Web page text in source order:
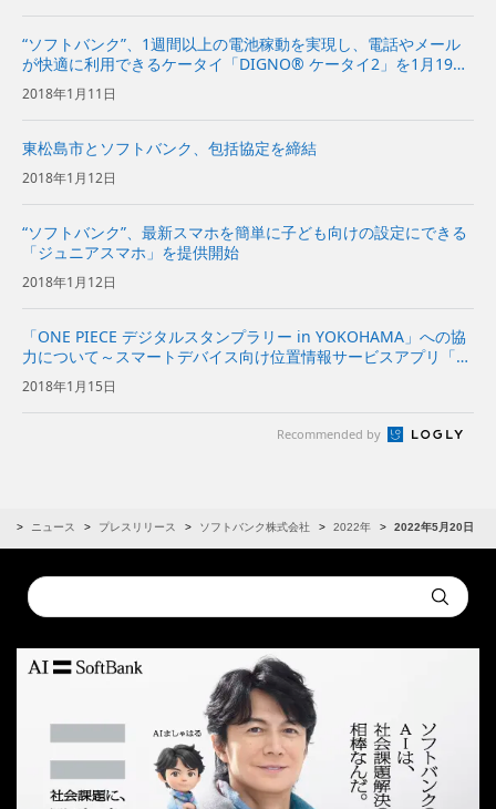
“ソフトバンク”、1週間以上の電池稼動を実現し、電話やメール
が快適に利用できるケータイ「DIGNO® ケータイ2」を1月19日
に発売
2018年1月11日
東松島市とソフトバンク、包括協定を締結
2018年1月12日
“ソフトバンク”、最新スマホを簡単に子ども向けの設定にできる
「ジュニアスマホ」を提供開始
2018年1月12日
「ONE PIECE デジタルスタンプラリー in YOKOHAMA」への協
力について～スマートデバイス向け位置情報サービスアプリ「ふ
らっと案内」を活用し、作品プロモーションや地域誘客、地域プ
ロモーションを実現～ | 企業・IR | ソフト...
2018年1月15日
Recommended by
ニュース プレスリリース ソフトバンク株式会社 2022年 2022年5月20日
Conduct
a
Submit